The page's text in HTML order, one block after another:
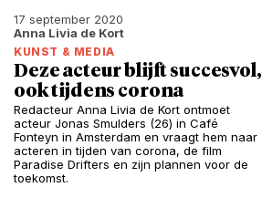
17 september 2020
Anna Livia de Kort
KUNST & MEDIA
Deze acteur blijft succesvol,
ook tijdens corona
Redacteur Anna Livia de Kort ontmoet
acteur Jonas Smulders (26) in Café
Fonteyn in Amsterdam en vraagt hem naar
acteren in tijden van corona, de film
Paradise Drifters en zijn plannen voor de
toekomst.